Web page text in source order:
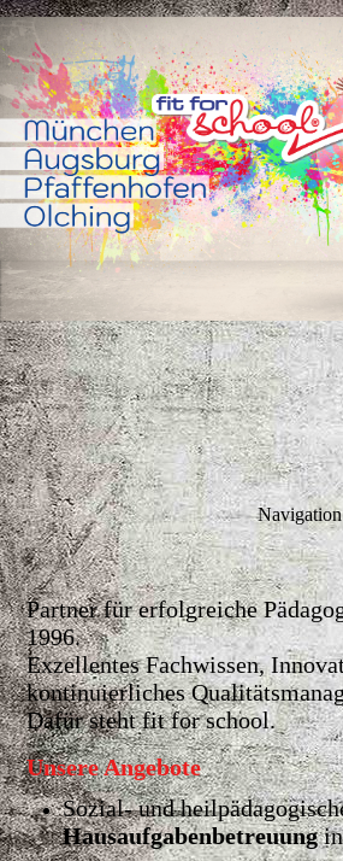
Navigation
Partner für erfolgreiche
1996.
Exzellentes Fachwissen,
kontinuierliches
Dafür steht fit for school.
Unsere Angebote
Sozial- und
Hausaufgabenbetreuungin